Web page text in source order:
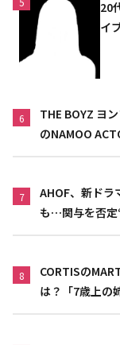
20
イ
6
THE BOYZ ヨ
のNAMOO
7
AHOF、新ドラ
も…関与を否定
8
CORTISの
は？「7歳上の